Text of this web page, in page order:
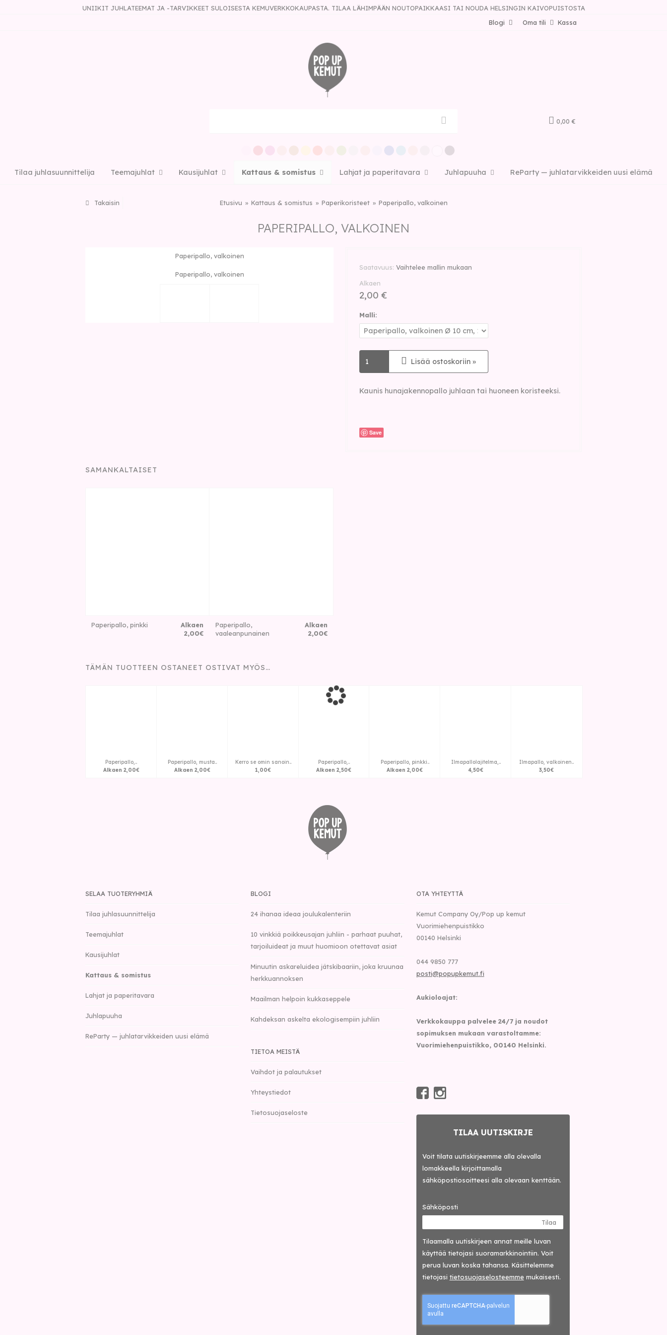
UNIIKIT JUHLATEEMAT JA -TARVIKKEET SULOISESTA KEMUVERKKOKAUPASTA. TILAA LÄHIMPÄÄN NOUTOPAIKKAASI TAI NOUDA HELSINGIN KAIVOPUISTOSTA
Kassa
Oma tili
Blogi
0,00 €
Tilaa juhlasuunnittelija Teemajuhlat Kausijuhlat Kattaus & somistus Lahjat ja paperitavara Juhlapuuha ReParty — juhlatarvikkeiden uusi elämä
Takaisin Etusivu Kattaus & somistus Paperikoristeet Paperipallo, valkoinen
PAPERIPALLO, VALKOINEN
Paperipallo, valkoinen
Paperipallo, valkoinen
Saatavuus Vaihtelee mallin mukaan
Alkaen
2,00 €
Malli:
Lisää ostoskoriin »
Kaunis hunajakennopallo juhlaan tai huoneen koristeeksi.
Save
SAMANKALTAISET
Paperipallo, pinkki
Alkaen
2,00€
Paperipallo,
vaaleanpunainen
Alkaen
2,00€
TÄMÄN TUOTTEEN OSTANEET OSTIVAT MYÖS…
Paperipallo,..
Alkaen 2,00€
Paperipallo, musta..
Alkaen 2,00€
Kerro se omin sanoin..
1,00€
Paperipallo,..
Alkaen 2,50€
Paperipallo, pinkki..
Alkaen 2,00€
Ilmapallolajitelma,..
4,50€
Ilmapallo, valkoinen..
3,50€
SELAA TUOTERYHMIÄ
Tilaa juhlasuunnittelija
Teemajuhlat
Kausijuhlat
Kattaus & somistus
Lahjat ja paperitavara
Juhlapuuha
ReParty — juhlatarvikkeiden uusi elämä
BLOGI
24 ihanaa ideaa joulukalenteriin
10 vinkkiä poikkeusajan juhliin - parhaat puuhat,
tarjoiluideat ja muut huomioon otettavat asiat
Minuutin askareluidea jätskibaariin, joka kruunaa
herkkuannoksen
Maailman helpoin kukkaseppele
Kahdeksan askelta ekologisempiin juhliin
TIETOA MEISTÄ
Vaihdot ja palautukset
Yhteystiedot
Tietosuojaseloste
OTA YHTEYTTÄ
Kemut Company Oy/Pop up kemut
Vuorimiehenpuistikko
00140 Helsinki
044 9850 777
posti@popupkemut.fi
Aukioloajat:
Verkkokauppa palvelee 24/7 ja noudot
sopimuksen mukaan varastoltamme:
Vuorimiehenpuistikko, 00140 Helsinki.
TILAA UUTISKIRJE
Voit tilata uutiskirjeemme alla olevalla
lomakkeella kirjoittamalla
sähköpostiosoitteesi alla olevaan kenttään.
Sähköposti
Tilaa
Tilaamalla uutis­kirjeen annat meille luvan
käyttää tietojasi suora­markkinointiin. Voit
perua luvan koska tahansa. Käsittelemme
tietojasi tieto­suoja­selosteemmemukaisesti.